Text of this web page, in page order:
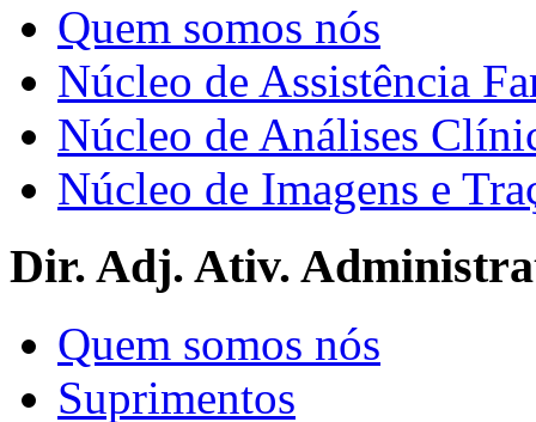
Quem somos nós
Núcleo de Assistência
Núcleo de Análises
Núcleo de Imagens e
Dir. Adj. Ativ.
Quem somos nós
Suprimentos